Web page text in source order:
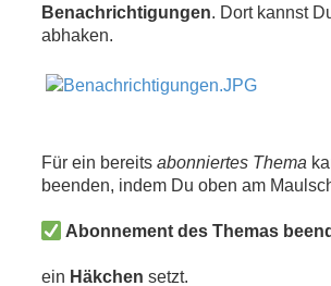
e
n
B
e
a
g
Benachrichtigungen. Dort kannst
abhaken.
Für ein bereits abonniertes Thema
beenden, indem Du oben am
Abonnement des Themas
ein Häkchen setzt.